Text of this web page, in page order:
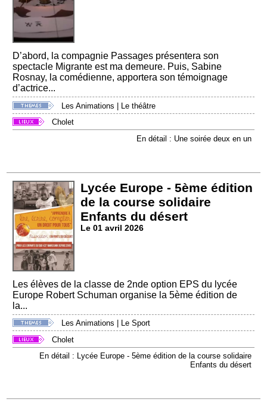
D’abord, la compagnie Passages présentera son
spectacle Migrante est ma demeure. Puis, Sabine
Rosnay, la comédienne, apportera son témoignage
d’actrice...
Les Animations | Le théâtre
Cholet
En détail : Une soirée deux en un
Lycée Europe - 5ème édition
de la course solidaire
Enfants du désert
Le 01 avril 2026
Les élèves de la classe de 2nde option EPS du lycée
Europe Robert Schuman organise la 5ème édition de
la...
Les Animations
Le Sport
Cholet
En détail : Lycée Europe - 5ème édition de la course solidaire
Enfants du désert